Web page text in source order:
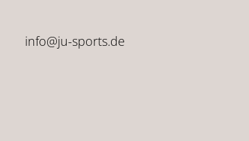
info@ju-sports.de